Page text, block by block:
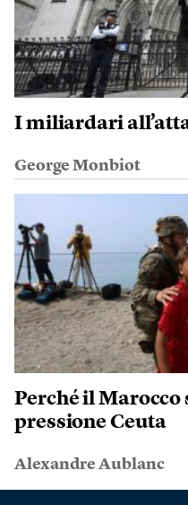
I miliardari
George Monbiot
Perché il
pressione Ceuta
Alexandre Aublanc